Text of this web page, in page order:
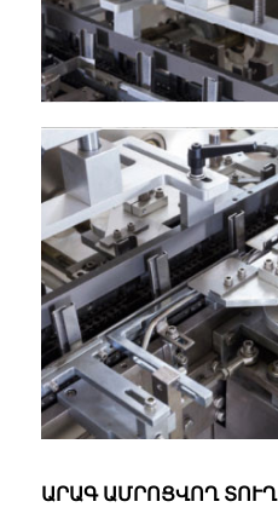
ԱՐԱԳ ԱՄՐՈՑՎՈՂ ՏՈՒՂ